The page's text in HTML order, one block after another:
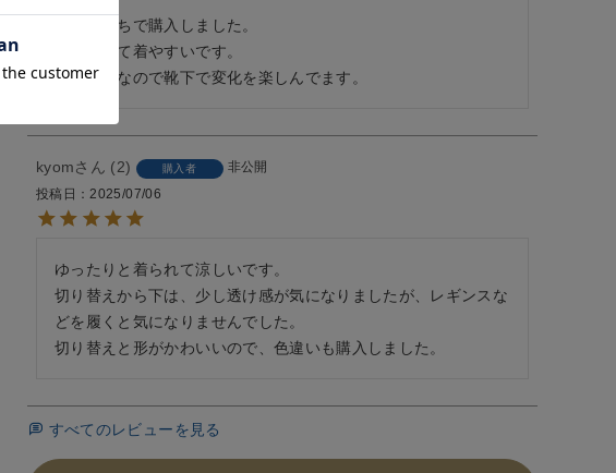
再入荷待ちで購入しました。
軽くなって着やすいです。
シンプルなので靴下で変化を楽しんでます。
kyom 2 購入者
非公開
投稿日
2025/07/06
ゆったりと着られて涼しいです。
切り替えから下は、少し透け感が気になりましたが、レギンスな
どを履くと気になりませんでした。
切り替えと形がかわいいので、色違いも購入しました。
すべてのレビューを見る